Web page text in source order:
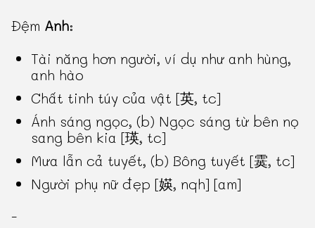
Đệm Anh:
Tài năng hơn người, ví dụ như anh hùng,
anh hào
Chất tinh túy của vật [英, tc]
Ánh sáng ngọc, (b) Ngọc sáng từ bên nọ
sang bên kia [瑛, tc]
Mưa lẫn cả tuyết, (b) Bông tuyết [霙, tc]
Người phụ nữ đẹp [媖, nqh] [am]
-